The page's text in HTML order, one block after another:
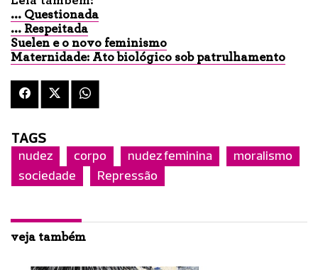
... Questionada
... Respeitada
Suelen e o novo feminismo
Maternidade: Ato biológico sob patrulhamento
TAGS
nudez corpo nudez feminina
moralismo
sociedade
Repressão
veja também